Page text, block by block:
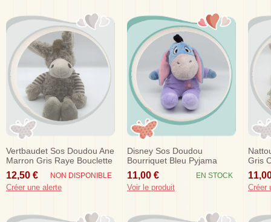
Vertbaudet Sos Doudou Ane
Marron Gris Raye Bouclette
12,50 € NON DISPONIBLE
Créer une alerte
Disney Sos Doudou
Bourriquet Bleu Pyjama
Violet Pastel Fleur Brodee
Rose
11,00 € EN STOCK
Voir le produit
Gris
Créer